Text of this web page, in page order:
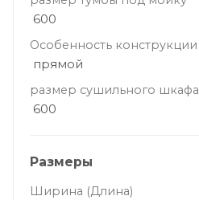
600
Особенность конструкции
прямой
размер сушильного шкафа
600
Размеры
Ширина (Длина)